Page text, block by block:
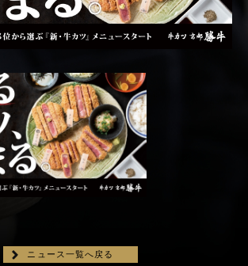
ニュース一覧へ戻る